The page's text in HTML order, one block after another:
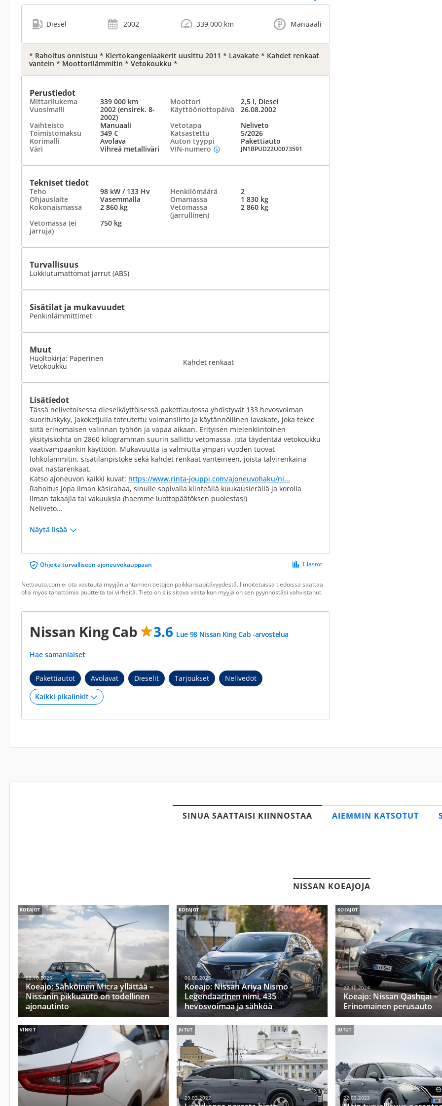
Diesel 2002 339 000 km Manuaali
* Rahoitus onnistuu * Kiertokangenlaakerit uusittu 2011 * Lavakate * Kahdet renkaat
vantein * Moottorilämmitin * Vetokoukku *
Perustiedot
Mittarilukema 339 000 km Moottori
2,5 l, Diesel
Vuosimalli
2002 (ensirek. 8-
2002)
Käyttöönottopäivä
26.08.2002
Vaihteisto
Manuaali Vetotapa
Neliveto
Toimistomaksu
349 € Katsastettu
5/2026
Korimalli
Avolava Auton tyyppi
Pakettiauto
Väri
Vihreä metalliväri VIN-numero JN1BPUD22U0073591
Tekniset tiedot
Teho 98 kW / 133 Hv Henkilömäärä
2
Ohjauslaite
Vasemmalla Omamassa
1 830 kg
Kokonaismassa
2 860 kg
Vetomassa
(jarrullinen)
2 860 kg
Vetomassa (ei
jarruja)
750 kg
Turvallisuus
Lukkiutumattomat jarrut (ABS)
Sisätilat ja mukavuudet
Penkinlämmittimet
Muut
Huoltokirja: Paperinen
Vetokoukku
Kahdet renkaat
Lisätiedot
Tässä nelivetoisessa dieselkäyttöisessä pakettiautossa yhdistyvät 133 hevosvoiman
suorituskyky, jakoketjulla toteutettu voimansiirto ja käytännöllinen lavakate, joka tekee
siitä erinomaisen valinnan työhön ja vapaa aikaan. Erityisen mielenkiintoinen
yksityiskohta on 2860 kilogramman suurin sallittu vetomassa, jota täydentää vetokoukku
vaativampaankin käyttöön. Mukavuutta ja valmiutta ympäri vuoden tuovat
lohkolämmitin, sisätilanpistoke sekä kahdet renkaat vanteineen, joista talvirenkaina
ovat nastarenkaat.
Katso ajoneuvon kaikki kuvat: https://www.rinta-jouppi.com/ajoneuvohaku/ni...
Rahoitus jopa ilman käsirahaa, sinulle sopivalla kiinteällä kuukausierällä ja korolla
ilman takaajia tai vakuuksia (haemme luottopäätöksen puolestasi)
Neliveto...
Näytä lisää
Ohjeita turvalliseen ajoneuvokauppaan Tilastot
Nettiauto.com ei ota vastuuta myyjän antamien tietojen paikkansapitävyydestä. Ilmoitetuissa tiedoissa saattaa
olla myös tahattomia puutteita tai virheitä. Tieto on siis sitova vasta kun myyjä on sen pyynnöstäsi vahvistanut.
Nissan King Cab 3.6 Lue 98 Nissan King Cab -arvostelua
Hae samanlaiset
Pakettiautot Avolavat Dieselit Tarjoukset Nelivedot
SINUA SAATTAISI KIINNOSTAA AIEMMIN KATSOTUT
NISSAN KOEAJOJA
KOEAJOT
02.10.2025
Koeajo: Sähköinen Micra yllättää –
Nissanin pikkuauto on todellinen
ajonautinto
KOEAJOT
06.08.2025
Koeajo: Nissan Ariya Nismo -
Legendaarinen nimi, 435
hevosvoimaa ja sähköä
KOEAJOT
22.10.2024
Koeajo: Nissan Qashqai –
Erinomainen perusauto
VINKIT JUTUT
29.03.2022
JUTUT
22.03.2022